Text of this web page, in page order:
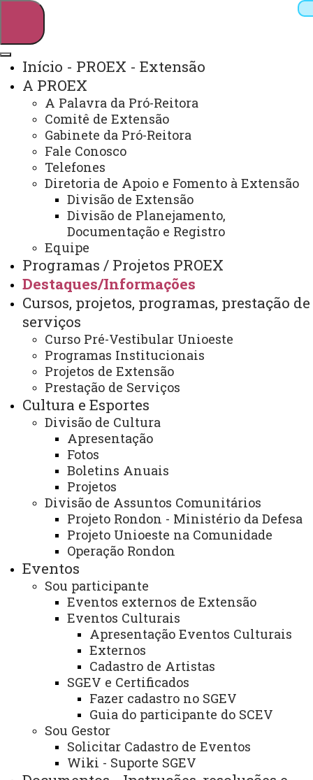
Webmail Sistemas
Arquivo Virtual
Início - PROEX - Extensão
A PROEX
A Palavra da Pró-Reitora
Comitê de Extensão
Gabinete da Pró-Reitora
Fale Conosco
Telefones
Diretoria de Apoio e Fomento à Extensão
Divisão de Extensão
Divisão de Planejamento,
Documentação e Registro
Equipe
Programas / Projetos PROEX
Destaques/Informações
Cursos, projetos, programas, prestação de
serviços
Curso Pré-Vestibular Unioeste
Programas Institucionais
Projetos de Extensão
Prestação de Serviços
Cultura e Esportes
Divisão de Cultura
Apresentação
Fotos
Boletins Anuais
Projetos
Divisão de Assuntos Comunitários
Projeto Rondon - Ministério da Defesa
Projeto Unioeste na Comunidade
Operação Rondon
Eventos
Sou participante
Eventos externos de Extensão
Eventos Culturais
Apresentação Eventos Culturais
Externos
Cadastro de Artistas
SGEV e Certificados
Fazer cadastro no SGEV
Guia do participante do SCEV
Sou Gestor
Solicitar Cadastro de Eventos
Wiki - Suporte SGEV
EDITAIS INTERNOS
Você está aqui: Unioeste
PROEX
Destaques/Informações
Editais Internos
EDITAL Nº 027/2026 - PROEX - HOMOLOGAÇÕES
DAS INSCRIÇÕES DO PROCESSO SELETIVO DE
BOLSISTA PARA ATUAR NO PROGRAMA DE FOMENTO
À EXTENSÃO UNIVERSITÁRIA
EDITAL Nº 027/2026 - PROEX -
HOMOLOGAÇÕES DAS
INSCRIÇÕES DO PROCESSO
SELETIVO DE BOLSISTA PARA
ATUAR NO PROGRAMA DE
FOMENTO À EXTENSÃO
UNIVERSITÁRIA
Pró-Reitoria de Extensão da Universidade
Estadual do Oeste do Paraná – UNIOESTE
suas atribuições regimentais e estatutárias, torna
homologação das inscrições e convacação
para entrevista referente ao processo de seleção de
bolsistas, vinculado ao Edital nº 025/2026 - PROEX, com
o propósito de apoio às demandas da organização de
fomento e extensão da Unioeste e das ações
extensionistas.